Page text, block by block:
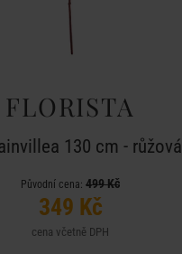
FLORISTA
130 cm - růžová
Původní cena: 499 Kč
349 Kč
cena včetně DPH